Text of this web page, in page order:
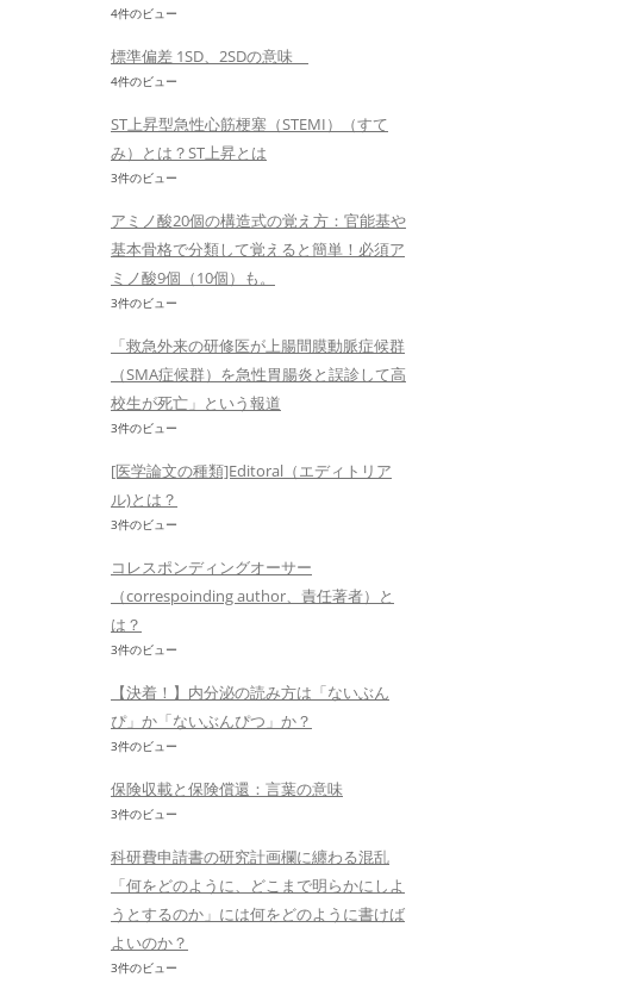
4件のビュー
標準偏差 1SD、2SDの意味
4件のビュー
ST上昇型急性心筋梗塞（STEMI）（すて
み）とは？ST上昇とは
3件のビュー
アミノ酸20個の構造式の覚え方：官能基や
基本骨格で分類して覚えると簡単！必須ア
ミノ酸9個（10個）も。
3件のビュー
「救急外来の研修医が上腸間膜動脈症候群
（SMA症候群）を急性胃腸炎と誤診して高
校生が死亡」という報道
3件のビュー
[医学論文の種類]Editoral（エディトリア
ル)とは？
3件のビュー
コレスポンディングオーサー
（correspoinding author、責任著者）と
は？
3件のビュー
【決着！】内分泌の読み方は「ないぶん
ぴ」か「ないぶんぴつ」か？
3件のビュー
保険収載と保険償還：言葉の意味
3件のビュー
科研費申請書の研究計画欄に纏わる混乱
「何をどのように、どこまで明らかにしよ
うとするのか」には何をどのように書けば
よいのか？
3件のビュー